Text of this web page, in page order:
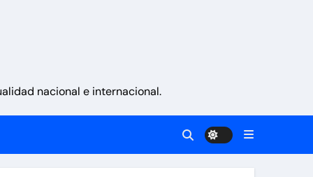
las restricciones
nacional e internacional.